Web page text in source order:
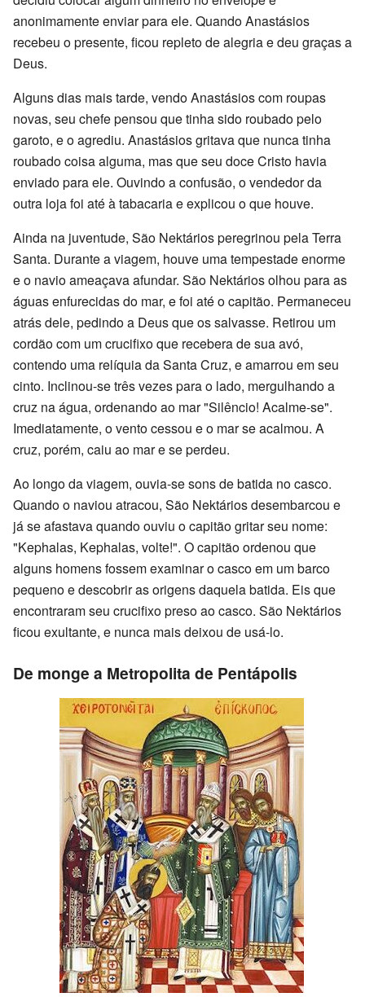
anonimamente enviar para ele. Quando Anastásios
recebeu o presente, ficou repleto de alegria e deu graças a
Deus.
Alguns dias mais tarde, vendo Anastásios com roupas
novas, seu chefe pensou que tinha sido roubado pelo
garoto, e o agrediu. Anastásios gritava que nunca tinha
roubado coisa alguma, mas que seu doce Cristo havia
enviado para ele. Ouvindo a confusão, o vendedor da
outra loja foi até à tabacaria e explicou o que houve.
Ainda na juventude, São Nektários peregrinou pela Terra
Santa. Durante a viagem, houve uma tempestade enorme
e o navio ameaçava afundar. São Nektários olhou para as
águas enfurecidas do mar, e foi até o capitão. Permaneceu
atrás dele, pedindo a Deus que os salvasse. Retirou um
cordão com um crucifixo que recebera de sua avó,
contendo uma relíquia da Santa Cruz, e amarrou em seu
cinto. Inclinou-se três vezes para o lado, mergulhando a
cruz na água, ordenando ao mar "Silêncio! Acalme-se".
Imediatamente, o vento cessou e o mar se acalmou. A
cruz, porém, caiu ao mar e se perdeu.
Ao longo da viagem, ouvia-se sons de batida no casco.
Quando o naviou atracou, São Nektários desembarcou e
já se afastava quando ouviu o capitão gritar seu nome:
"Kephalas, Kephalas, volte!". O capitão ordenou que
alguns homens fossem examinar o casco em um barco
pequeno e descobrir as origens daquela batida. Eis que
encontraram seu crucifixo preso ao casco. São Nektários
ficou exultante, e nunca mais deixou de usá-lo.
De monge a Metropolita de Pentápolis